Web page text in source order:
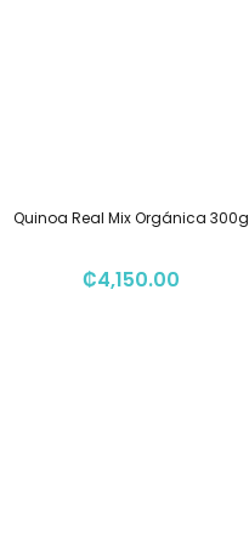
Quinoa Real Mix Orgánica 300g
₡4,150.00